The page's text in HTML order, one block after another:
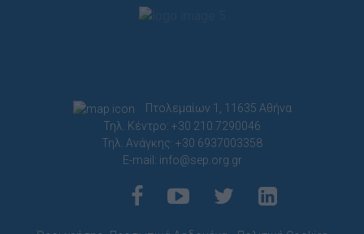
Πτολεμαίων 1, 11635 Αθήνα
Τηλ. Κέντρο: +30 210.7290046
Τηλ. Ανάγκης: +30 6937003358
E-mail: info@sep.org.gr